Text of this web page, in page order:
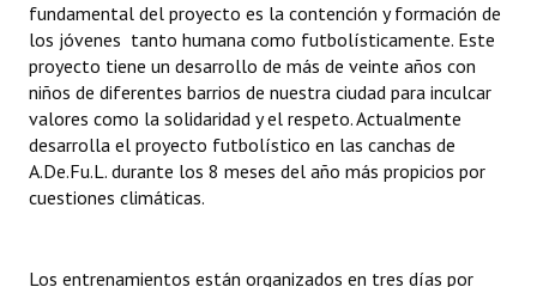
REFORMA DE LA CARTA ORGÁNICA
fundamental del proyecto es la contención y formación de
los jóvenes tanto humana como futbolísticamente. Este
proyecto tiene un desarrollo de más de veinte años con
niños de diferentes barrios de nuestra ciudad para inculcar
valores como la solidaridad y el respeto. Actualmente
desarrolla el proyecto futbolístico en las canchas de
A.De.Fu.L. durante los 8 meses del año más propicios por
cuestiones climáticas.
Los entrenamientos están organizados en tres días por